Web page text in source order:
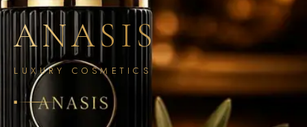
ANASIS
LUXURY COSMETICS
◆